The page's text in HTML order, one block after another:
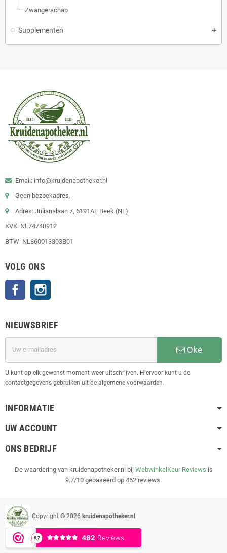
Zwangerschap
Supplementen
Email: info@kruidenapotheker.nl
Geen bezoekadres.
Adres: Julianalaan 7, 6191AL Beek (NL)
KVK: NL74748912
BTW: NL860013303B01
VOLG ONS
Facebook
NIEUWSBRIEF
Oké
U kunt op elk gewenst moment weer uitschrijven. Hiervoor kunt u de
contactgegevens gebruiken uit de algemene voorwaarden.
INFORMATIE
UW ACCOUNT
ONS BEDRIJF
De waardering van kruidenapotheker.nl bij WebwinkelKeur Reviews is
9.7/10 gebaseerd op 462 reviews.
Copyright © 2026 kruidenapotheker.nl